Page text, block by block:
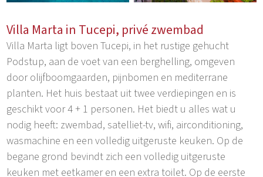
Villa Marta in Tucepi, privé zwembad
Villa Marta ligt boven Tucepi, in het rustige gehucht
Podstup, aan de voet van een berghelling, omgeven
door olijfboomgaarden, pijnbomen en mediterrane
planten. Het huis bestaat uit twee verdiepingen en is
geschikt voor 4 + 1 personen. Het biedt u alles wat u
nodig heeft: zwembad, satelliet-tv, wifi, airconditioning,
wasmachine en een volledig uitgeruste keuken. Op de
begane grond bevindt zich een volledig uitgeruste
keuken met eetkamer en een extra toilet. Op de eerste